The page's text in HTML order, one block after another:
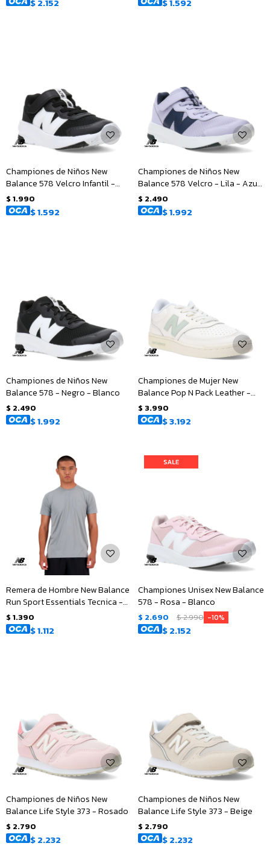
Championes de Niños New
Balance 578 Velcro Infantil -
Negro - Blanco
$ 1.990
$1.592
Championes de Niños New
Balance 578 Velcro - Lila - Azul
Marino
$ 2.490
$1.992
Championes de Niños New
Balance 578 - Negro - Blanco
$ 2.490
$1.992
Championes de Mujer New
Balance Pop N Pack Leather -
Beige - Verde
$ 3.990
$3.192
Remera de Hombre New Balance
Run Sport Essentials Tecnica -
Gris
$ 1.390
$1.112
Championes Unisex New Balance
578 - Rosa - Blanco
$ 2.690 $2.990 10
$2.152
Championes de Niños New
Balance Life Style 373 - Rosado
$ 2.790
$2.232
Championes de Niños New
Balance Life Style 373 - Beige
$ 2.790
$2.232